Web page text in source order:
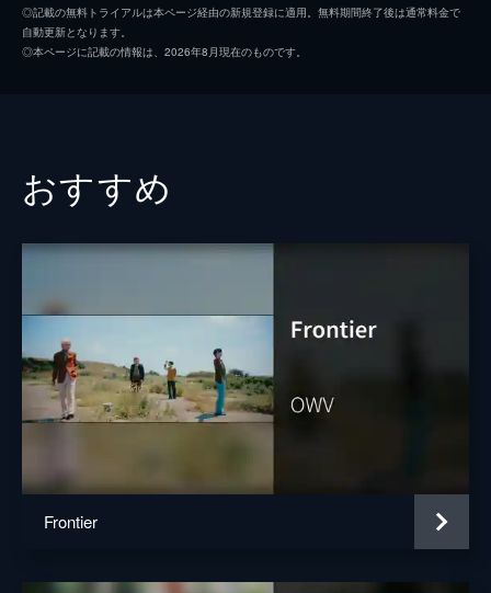
◎記載の無料トライアルは本ページ経由の新規登録に適用。無料期間終了後は通常料金で
自動更新となります。
◎本ページに記載の情報は、2026年8月現在のものです。
おすすめ
Frontier